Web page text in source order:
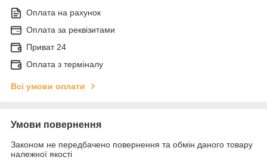
Оплата на рахунок
Оплата за реквізитами
Приват 24
Оплата з терміналу
Всі умови оплати
Умови повернення
Законом не передбачено повернення та обмін даного товару
належної якості